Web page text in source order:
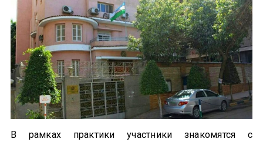
В рамках практики участники знакомятся с